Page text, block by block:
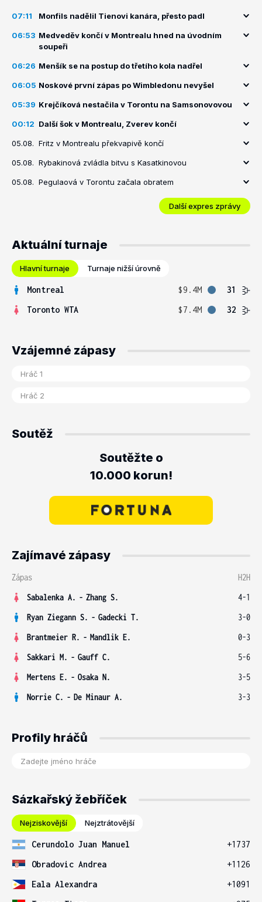
07:11 Monfils nadělil Tienovi kanára, přesto padl
06:53 Medveděv končí v Montrealu hned na úvodním
soupeři
06:26 Menšík se na postup do třetího kola nadřel
06:05 Noskové první zápas po Wimbledonu nevyšel
05:39 Krejčíková nestačila v Torontu na Samsonovovou
00:12 Další šok v Montrealu, Zverev končí
05.08. Fritz v Montrealu překvapivě končí
05.08. Rybakinová zvládla bitvu s Kasatkinovou
05.08. Pegulaová v Torontu začala obratem
Další expres zprávy
Aktuální turnaje
Hlavní turnaje Turnaje nižší úrovně
Montreal $9.4M
31
Toronto WTA
$7.4M 32
Vzájemné zápasy
Soutěž
Soutěžte o
10.000 korun!
Zajímavé zápasy
Zápas
H2H
Sabalenka A. - Zhang S.
4-1
Ryan Ziegann S. - Gadecki T.
3-0
Brantmeier R. - Mandlik E.
0-3
Sakkari M. - Gauff C.
5-6
Mertens E. - Osaka N.
3-5
Norrie C. - De Minaur A. 3-3
Profily hráčů
Sázkařský žebříček
Nejziskovější Nejztrátovější
Cerundolo Juan Manuel
+1737
Obradovic Andrea
+1126
Eala Alexandra
+1091